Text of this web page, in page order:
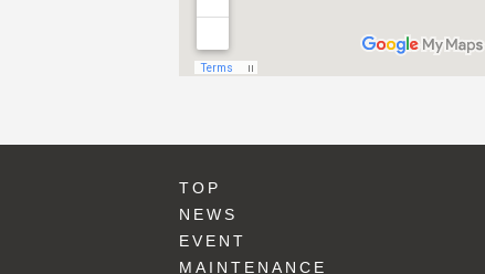
TOP
NEWS
EVENT
MAINTENANCE